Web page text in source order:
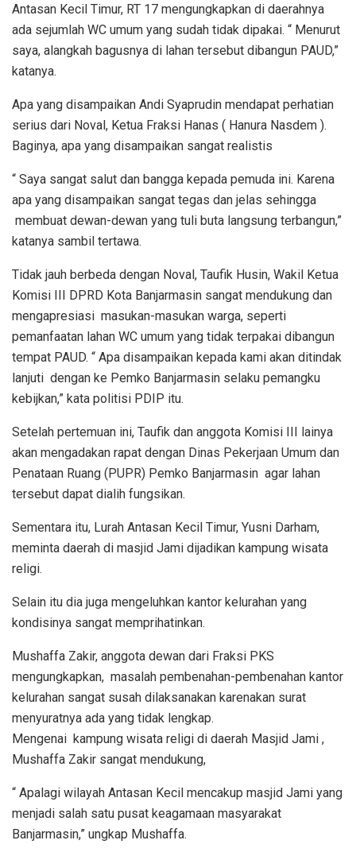
Antasan Kecil Timur, RT 17 mengungkapkan di daerahnya
ada sejumlah WC umum yang sudah tidak dipakai. “ Menurut
saya, alangkah bagusnya di lahan tersebut dibangun PAUD,”
katanya.
Apa yang disampaikan Andi Syaprudin mendapat perhatian
serius dari Noval, Ketua Fraksi Hanas ( Hanura Nasdem ).
Baginya, apa yang disampaikan sangat realistis
“ Saya sangat salut dan bangga kepada pemuda ini. Karena
apa yang disampaikan sangat tegas dan jelas sehingga
membuat dewan-dewan yang tuli buta langsung terbangun,”
katanya sambil tertawa.
Tidak jauh berbeda dengan Noval, Taufik Husin, Wakil Ketua
Komisi III DPRD Kota Banjarmasin sangat mendukung dan
mengapresiasi masukan-masukan warga, seperti
pemanfaatan lahan WC umum yang tidak terpakai dibangun
tempat PAUD. “ Apa disampaikan kepada kami akan ditindak
lanjuti dengan ke Pemko Banjarmasin selaku pemangku
kebijkan,” kata politisi PDIP itu.
Setelah pertemuan ini, Taufik dan anggota Komisi III lainya
akan mengadakan rapat dengan Dinas Pekerjaan Umum dan
Penataan Ruang (PUPR) Pemko Banjarmasin agar lahan
tersebut dapat dialih fungsikan.
Sementara itu, Lurah Antasan Kecil Timur, Yusni Darham,
meminta daerah di masjid Jami dijadikan kampung wisata
religi.
Selain itu dia juga mengeluhkan kantor kelurahan yang
kondisinya sangat memprihatinkan.
Mushaffa Zakir, anggota dewan dari Fraksi PKS
mengungkapkan, masalah pembenahan-pembenahan kantor
kelurahan sangat susah dilaksanakan karenakan surat
menyuratnya ada yang tidak lengkap.
Mengenai kampung wisata religi di daerah Masjid Jami ,
Mushaffa Zakir sangat mendukung,
“ Apalagi wilayah Antasan Kecil mencakup masjid Jami yang
menjadi salah satu pusat keagamaan masyarakat
Banjarmasin,” ungkap Mushaffa.